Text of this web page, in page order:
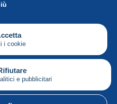
i cookie
e pubblicitari
Italiano